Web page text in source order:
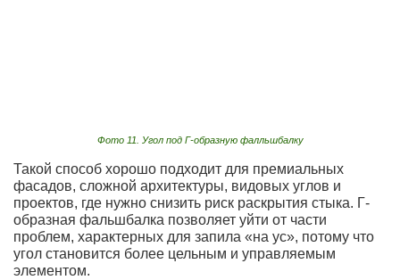
Фото 11. Угол под Г-образную фалльшбалку
Такой способ хорошо подходит для премиальных
фасадов, сложной архитектуры, видовых углов и
проектов, где нужно снизить риск раскрытия стыка. Г-
образная фальшбалка позволяет уйти от части
проблем, характерных для запила «на ус», потому что
угол становится более цельным и управляемым
элементом.